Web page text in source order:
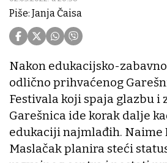
Piše: Janja Čaisa
Nakon edukacijsko-
odlično prihvaćenog
Festivala koji spaja glazbu i
Garešnica ide korak dalje
edukaciji najmlađih. Naime
Maslačak planira steći